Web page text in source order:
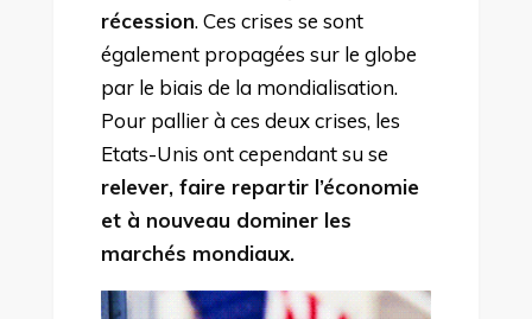
récession. Ces crises se sont
également propagées sur le globe
par le biais de la mondialisation.
Pour pallier à ces deux crises, les
Etats-Unis ont cependant su se
relever, faire repartir l’économie
et à nouveau dominer les
marchés mondiaux.